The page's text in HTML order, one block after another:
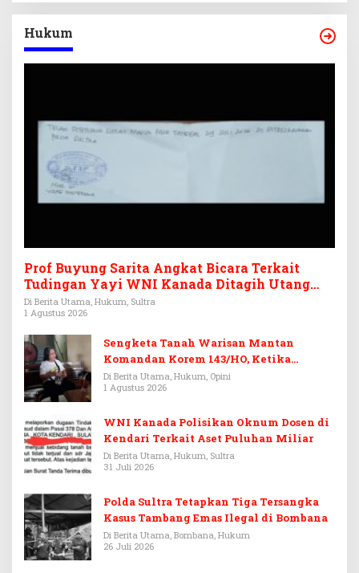
Hukum
Prof Buyung Sarita Angkat Bicara Terkait
Tudingan Yayi WNI Kanada Ditagih Utang
Rp3,6 Miliar
Di Berita Utama, Hukum, Sultra
1 Agustus 2026
Sengketa Tanah Warisan Mantan
Komandan Korem 143/HO, Ketika
Warisan Menjadi Arena Pemerasan
Di Berita Utama, Hukum, Opini
1 Agustus 2026
WNI Kanada Polisikan Oknum Dosen di
Kendari Terkait Aset Puluhan Miliar
Di Berita Utama, Hukum, Sultra
31 Juli 2026
Polda Sultra Tetapkan Tiga Tersangka
Kasus Tambang Emas Ilegal di Bombana
Di Berita Utama, Bombana, Hukum
26 Juli 2026